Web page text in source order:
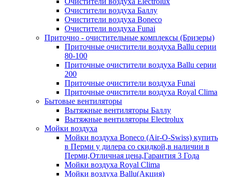
Очистители воздуха Баллу
Очистители воздуха Boneco
Очистители воздуха Funai
Приточно - очистительные комплексы (Бризеры)
Приточные очистители воздуха Ballu серии
80-100
Приточные очистители воздуха Ballu серии
200
Приточные очистители воздуха Funai
Приточные очистители воздуха Royal Clima
Бытовые вентиляторы
Вытяжные вентиляторы Баллу
Вытяжные вентиляторы Electrolux
Мойки воздуха
Мойки воздуха Boneco (Air-O-Swiss) купить
в Перми у дилера со скидкой,в наличии в
Перми,Отличная цена,Гарантия 3 Года
Мойки воздуха Royal Clima
Мойки воздуха Ballu(Акция)